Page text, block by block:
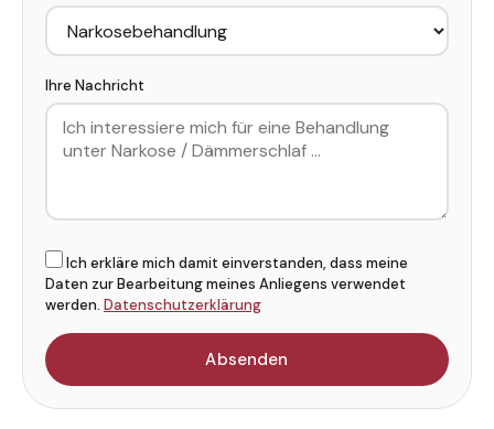
Ihre Nachricht
Ich erkläre mich damit einverstanden, dass meine
Daten zur Bearbeitung meines Anliegens verwendet
werden. Datenschutzerklärung
Absenden